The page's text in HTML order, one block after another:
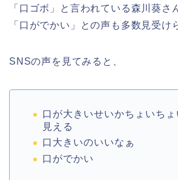
「口ゴボ」と言われている森川葵さ
「口がでかい」との声も多数見受け
SNSの声を見てみると、
口が大きいせいかちょいち
見える
口大きいのいいなぁ
口がでかい